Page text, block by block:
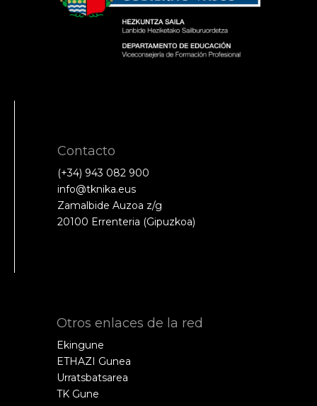
Contacto
(+34) 943 082 900
info@tknika.eus
Zamalbide Auzoa z/g
20100 Errenteria (Gipuzkoa)
Otros enlaces de la red
Ekingune
ETHAZI Gunea
Urratsbatsarea
TK Gune